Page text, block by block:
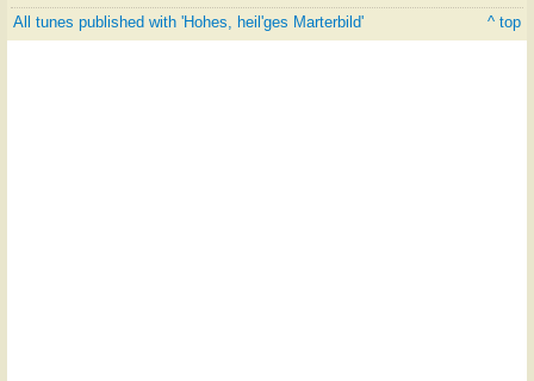
All tunes published with 'Hohes, heil'ges Marterbild' ^ top